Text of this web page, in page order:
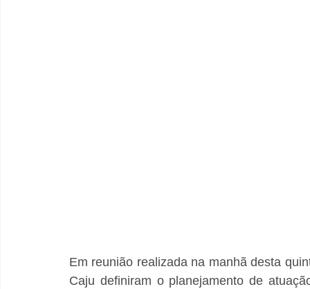
Em reunião realizada na manhã desta
Caju definiram o planejamento de